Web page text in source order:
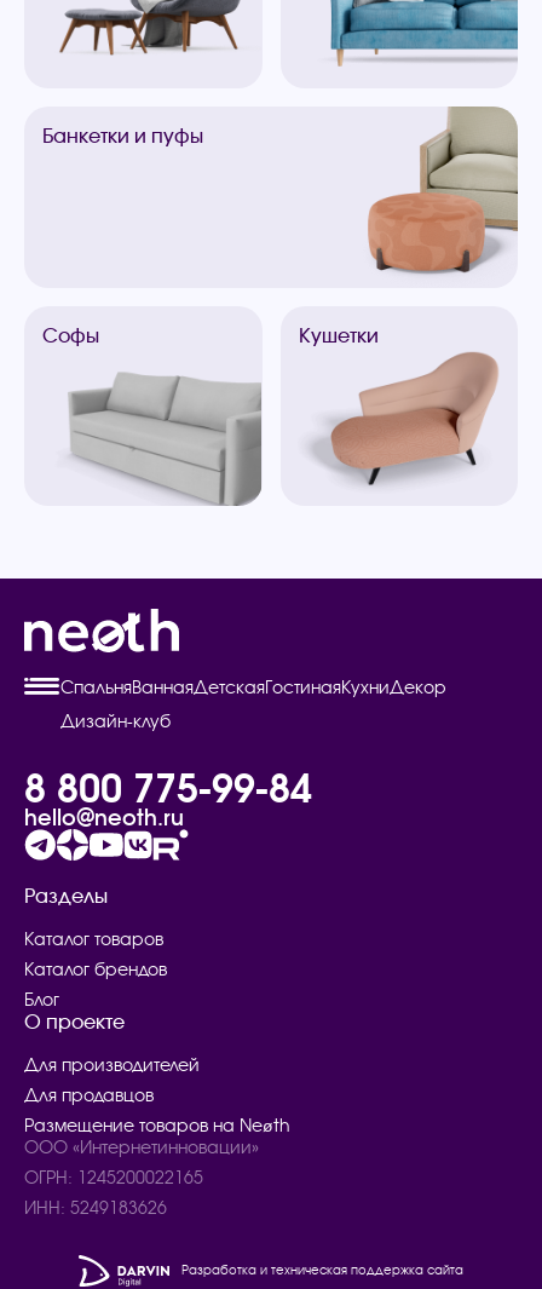
Банкетки и пуфы
Софы Кушетки
СпальняВаннаяДетскаяГостинаяКухниДекор
Дизайн-клуб
8 800 775-99-84
hello@neoth.ru
Разделы
Каталог товаров
Каталог брендов
Блог
О проекте
Для производителей
Для продавцов
Размещение товаров на Neøth
ООО «Интернетинновации»
ОГРН: 1245200022165
ИНН: 5249183626
Разработка и техническая поддержка сайта